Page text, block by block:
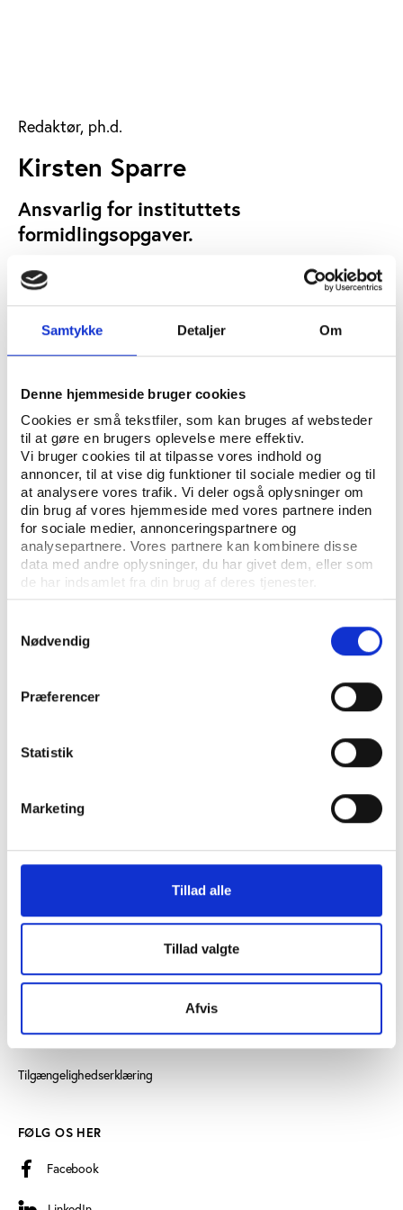
Samtykke Detaljer Om
Denne hjemmeside bruger cookies
Cookies er små tekstfiler, som kan bruges af websteder
til at gøre en brugers oplevelse mere effektiv.
Vi bruger cookies til at tilpasse vores indhold og
annoncer, til at vise dig funktioner til sociale medier og til
at analysere vores trafik. Vi deler også oplysninger om
din brug af vores hjemmeside med vores partnere inden
for sociale medier, annonceringspartnere og
analysepartnere. Vores partnere kan kombinere disse
data med andre oplysninger, du har givet dem, eller som
de har indsamlet fra din brug af deres tjenester.
Nødvendig
Præferencer
Statistik
Marketing
Tillad alle
Tillad valgte
Afvis
Redaktør, ph.d.
Kirsten Sparre
Ansvarlig for instituttets
formidlingsopgaver.
kirsten.sparre@idan.dk
+45 3062 9704
Artikler
Vester Allé 8B, 3. sal, 8000 Aarhus C
Find medarbejder
Idrættens Analyseinstitut
Cookiedeklaration
Tilgængelighedserklæring
FØLG OS HER
Facebook